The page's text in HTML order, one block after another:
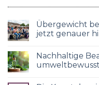
Übergewicht
jetzt genauer
Nachhaltige